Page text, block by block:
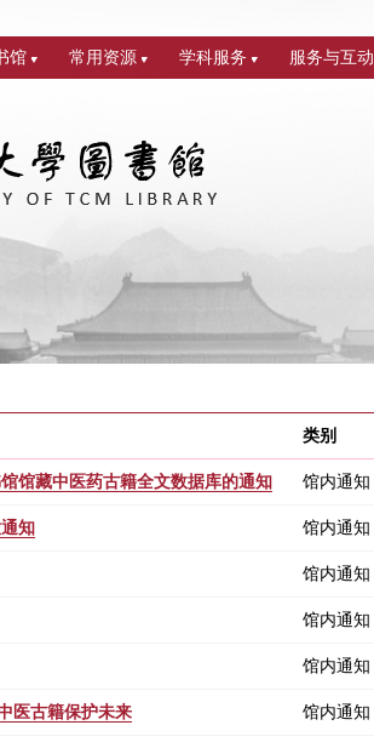
馆 常用资源 学科服务 服务与互动
类别
馆藏中医药古籍全文数据库的通知 馆内通知
知 馆内通知
馆内通知
馆内通知
馆内通知
医古籍保护未来 馆内通知